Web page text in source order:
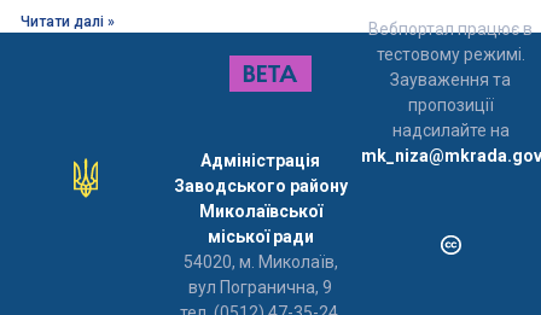
Читати далі »
Адміністрація
Заводського району
Миколаївської
міської ради
54020, м. Миколаїв,
вул Погранична, 9
Вебпортал працює в
тестовому режимі.
Зауваження та
пропозиції
надсилайте на